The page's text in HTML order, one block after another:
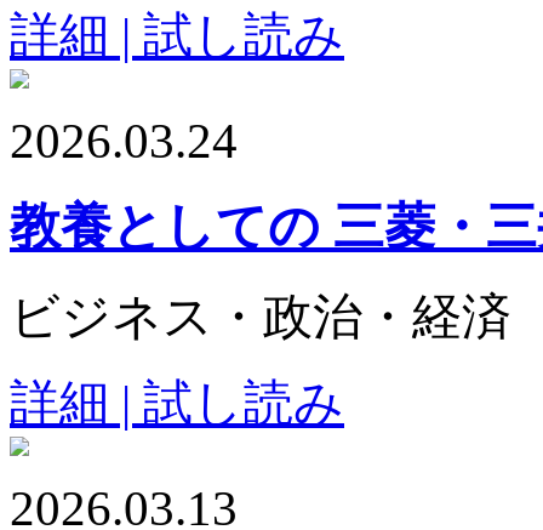
詳細 | 試し読み
2026.03.24
教養としての 三菱・
ビジネス・政治・経済
詳細 | 試し読み
2026.03.13